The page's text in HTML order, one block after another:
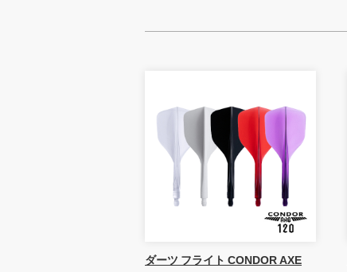
ダーツ フライト CONDOR AXE